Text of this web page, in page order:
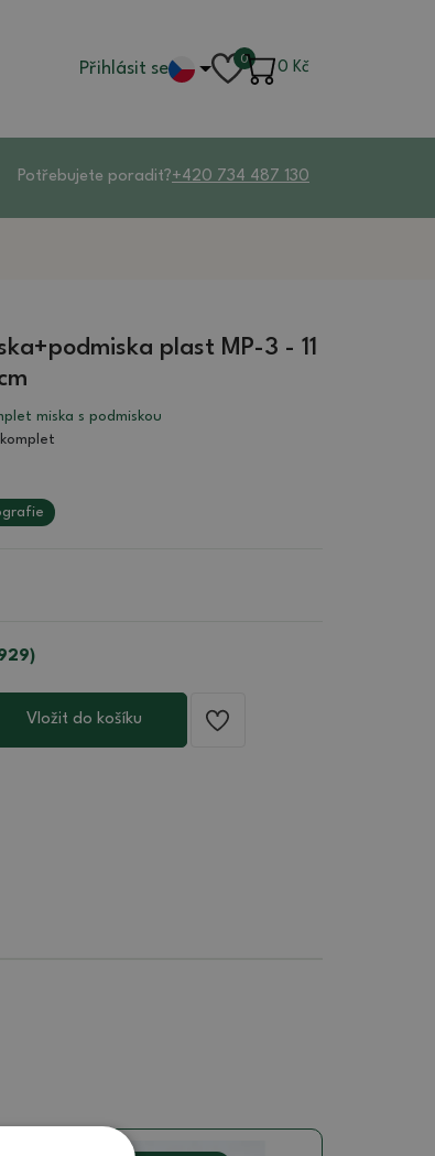
Přihlásit se 0
0 Kč
Potřebujete poradit?+420 734 487 130
plast MP-3 - 11
miska s podmiskou
Vložit do košíku